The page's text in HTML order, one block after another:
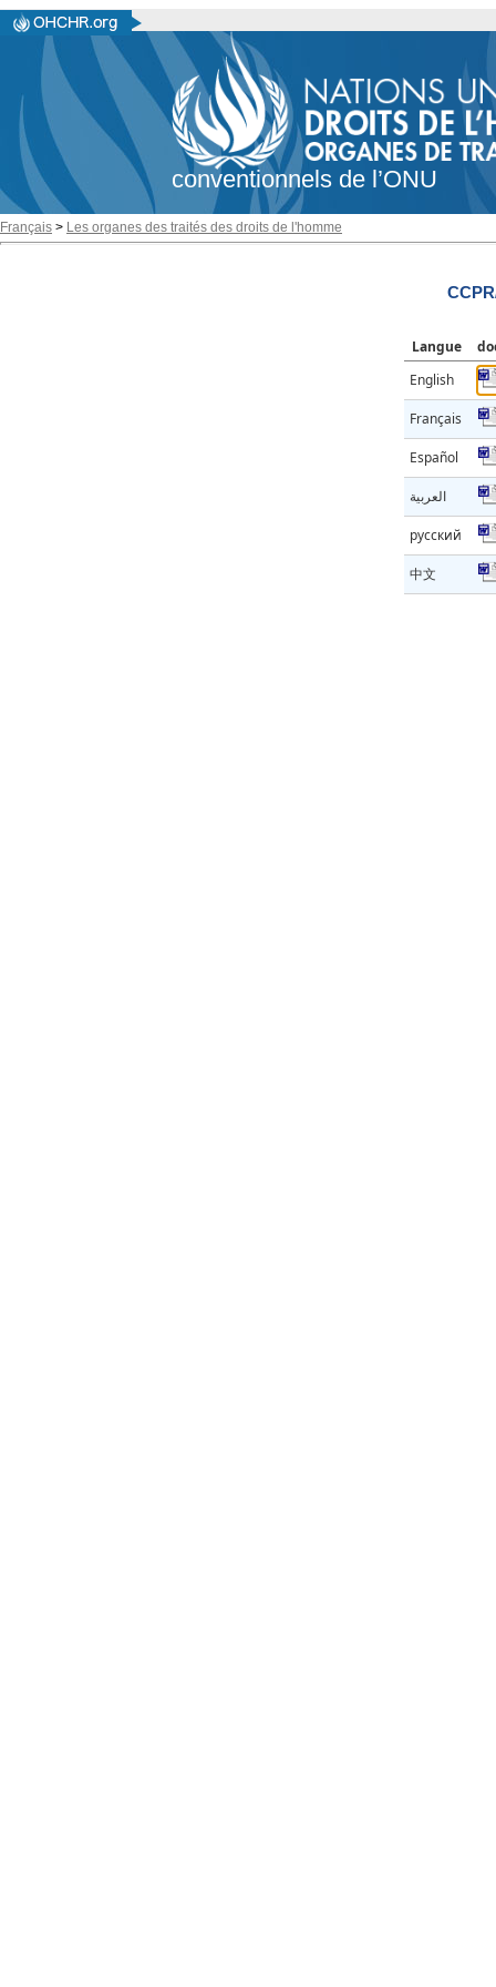
conventionnels de l’ONU
Français > Les organes des traités des droits de l'homme
Langue
English
Français
Español
العربية
русский
中文